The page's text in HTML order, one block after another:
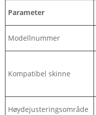
Parameter
Modellnummer
Kompatibel skinne
Høydejusteringsområde